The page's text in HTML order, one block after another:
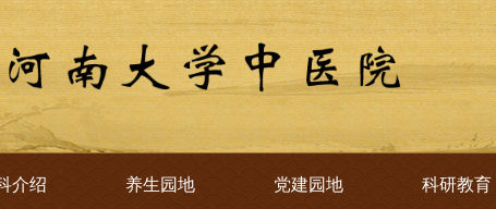
介绍 养生园地 党建园地 科研教育